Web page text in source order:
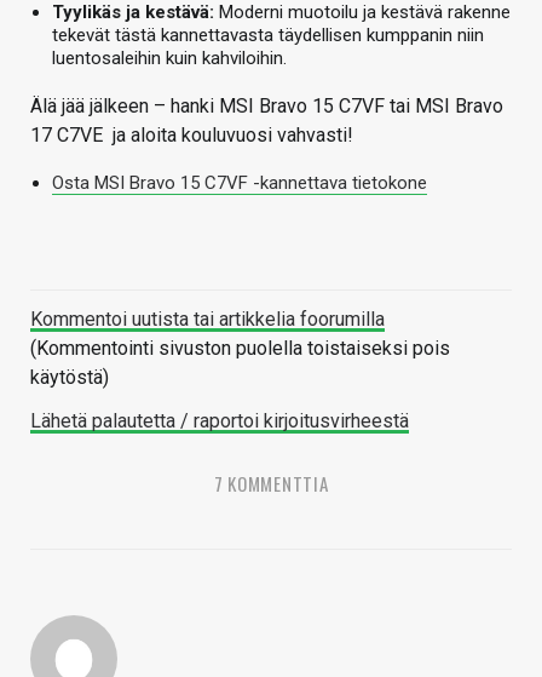
Tyylikäs ja kestävä: Moderni muotoilu ja kestävä rakenne
tekevät tästä kannettavasta täydellisen kumppanin niin
luentosaleihin kuin kahviloihin.
Älä jää jälkeen – hanki MSI Bravo 15 C7VF tai MSI Bravo
17 C7VE ja aloita kouluvuosi vahvasti!
Osta MSI Bravo 15 C7VF -kannettava tietokone
Kommentoi uutista tai artikkelia foorumilla
(Kommentointi sivuston puolella toistaiseksi pois
käytöstä)
Lähetä palautetta / raportoi kirjoitusvirheestä
7 KOMMENTTIA